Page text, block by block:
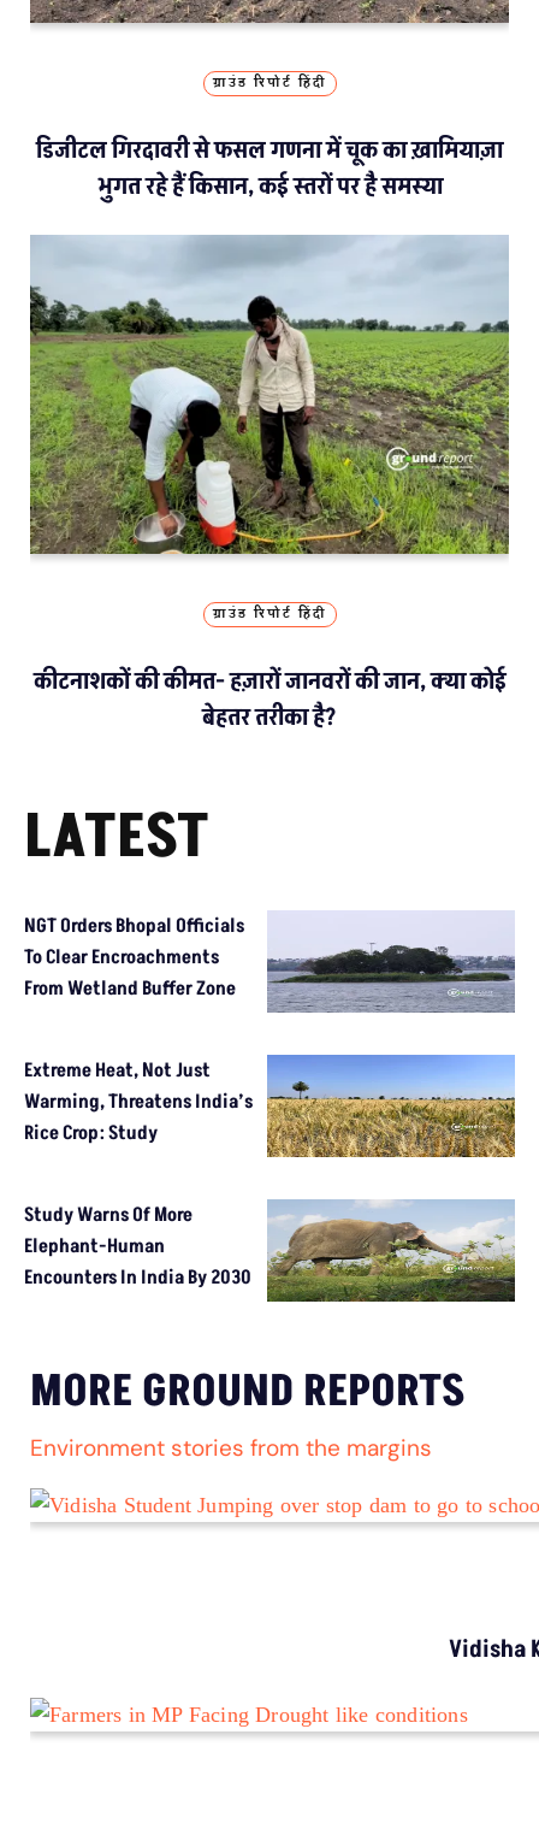
ग्राउंड रिपोर्ट हिंदी
डिजीटल गिरदावरी से फसल गणना में चूक का ख़ामियाज़ा
भुगत रहे हैं किसान, कई स्तरों पर है समस्या
ग्राउंड रिपोर्ट हिंदी
कीटनाशकों की कीमत- हज़ारों जानवरों की जान, क्या कोई
बेहतर तरीका है?
LATEST
NGT Orders Bhopal Officials
To Clear Encroachments
From Wetland Buffer Zone
Extreme Heat, Not Just
Warming, Threatens India’s
Rice Crop: Study
Study Warns Of More
Elephant-Human
Encounters In India By 2030
MORE GROUND REPORTS
Environment stories from the margins